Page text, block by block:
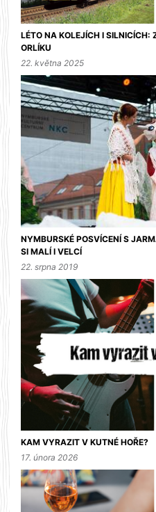
LÉTO NA KOLEJÍCH I SILNICÍCH:
ORLÍKU
22. května 2025
NYMBURSKÉ POSVÍCENÍ S
SI MALÍ I VELCÍ
22. srpna 2019
KAM VYRAZIT V KUTNÉ HOŘE?
17. února 2026